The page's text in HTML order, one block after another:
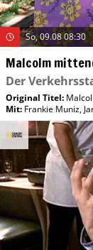
So, 09.08 08:30
Malcolm
Der
Original Titel:
Mit: Frankie Muniz,